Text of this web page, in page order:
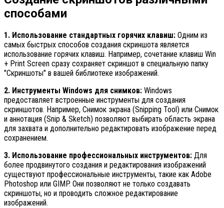
способами
1. Использование стандартных горячих клавиш: Одним из
самых быстрых способов создания скриншота является
использование горячих клавиш. Например, сочетание клавиш Win
+ Print Screen сразу сохраняет скриншот в специальную папку
"Скриншоты" в вашей библиотеке изображений.
2. Инструменты Windows для снимков: Windows
предоставляет встроенные инструменты для создания
скриншотов. Например, Снимок экрана (Snipping Tool) или Снимок
и аннотация (Snip & Sketch) позволяют выбирать область экрана
для захвата и дополнительно редактировать изображение перед
сохранением.
3. Использование профессиональных инструментов: Для
более продвинутого создания и редактирования изображений
существуют профессиональные инструменты, такие как Adobe
Photoshop или GIMP. Они позволяют не только создавать
скриншоты, но и проводить сложное редактирование
изображений.